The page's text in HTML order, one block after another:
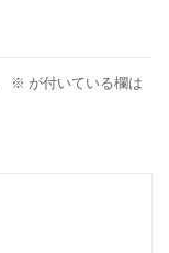
※ が付いている欄は